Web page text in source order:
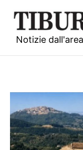
contenuto
Notizie